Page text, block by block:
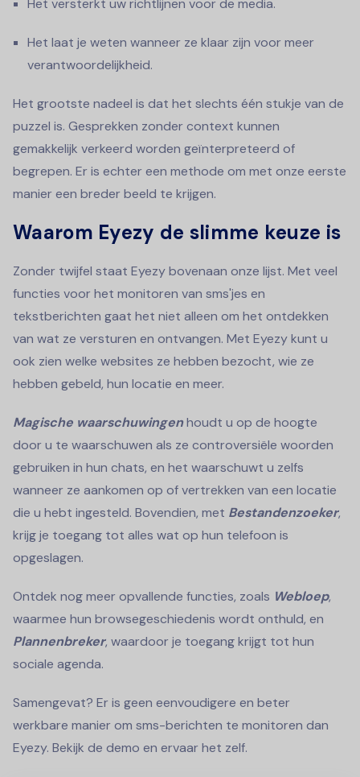
Het versterkt uw richtlijnen voor de media.
Het laat je weten wanneer ze klaar zijn voor meer
verantwoordelijkheid.
Het grootste nadeel is dat het slechts één stukje van de
puzzel is. Gesprekken zonder context kunnen
gemakkelijk verkeerd worden geïnterpreteerd of
begrepen. Er is echter een methode om met onze eerste
manier een breder beeld te krijgen.
Waarom Eyezy de slimme keuze is
Zonder twijfel staat Eyezy bovenaan onze lijst. Met veel
functies voor het monitoren van sms'jes en
tekstberichten gaat het niet alleen om het ontdekken
van wat ze versturen en ontvangen. Met Eyezy kunt u
ook zien welke websites ze hebben bezocht, wie ze
hebben gebeld, hun locatie en meer.
Magische waarschuwingenhoudt u op de hoogte
door u te waarschuwen als ze controversiële woorden
gebruiken in hun chats, en het waarschuwt u zelfs
wanneer ze aankomen op of vertrekken van een locatie
die u hebt ingesteld. Bovendien, met Bestandenzoeker,
krijg je toegang tot alles wat op hun telefoon is
opgeslagen.
Ontdek nog meer opvallende functies, zoals Webloep,
waarmee hun browsegeschiedenis wordt onthuld, en
Plannenbreker, waardoor je toegang krijgt tot hun
sociale agenda.
Samengevat? Er is geen eenvoudigere en beter
werkbare manier om sms-berichten te monitoren dan
Eyezy. Bekijk de demo en ervaar het zelf.